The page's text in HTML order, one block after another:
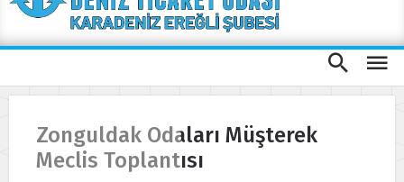
Zonguldak Odaları Müşterek
Meclis Toplantısı